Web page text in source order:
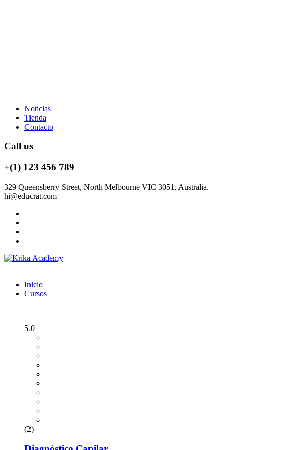
Noticias
Tienda
Contacto
Call us
+(1) 123 456 789
329 Queensberry Street, North Melbourne VIC 3051, Australia.
hi@educrat.com
Inicio
Cursos
5.0
(2)